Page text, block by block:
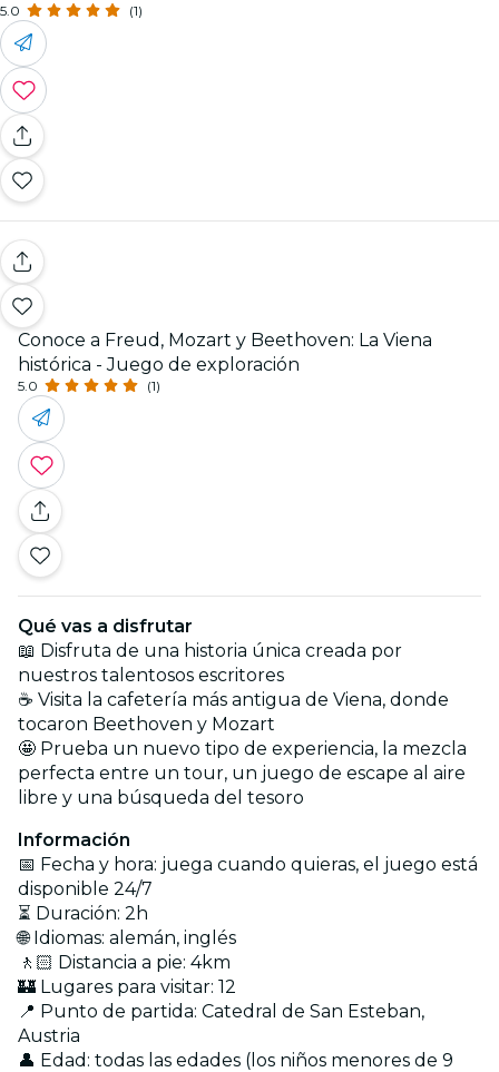
5.0 (1)
Conoce a Freud, Mozart y Beethoven: La Viena
histórica - Juego de exploración
5.0 (1)
Qué vas a disfrutar
📖 Disfruta de una historia única creada por
nuestros talentosos escritores
☕ Visita la cafetería más antigua de Viena, donde
tocaron Beethoven y Mozart
🤩 Prueba un nuevo tipo de experiencia, la mezcla
perfecta entre un tour, un juego de escape al aire
libre y una búsqueda del tesoro
Información
📅 Fecha y hora: juega cuando quieras, el juego está
disponible 24/7
⏳ Duración: 2h
🌐 Idiomas: alemán, inglés
🚶🏻 Distancia a pie: 4km
🏰 Lugares para visitar: 12
📍 Punto de partida: Catedral de San Esteban,
Austria
👤 Edad: todas las edades (los niños menores de 9